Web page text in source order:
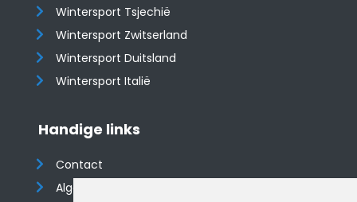
Wintersport Tsjechië
Wintersport Zwitserland
Wintersport Duitsland
Wintersport Italië
Handige links
Contact
Algemene voorwaarden